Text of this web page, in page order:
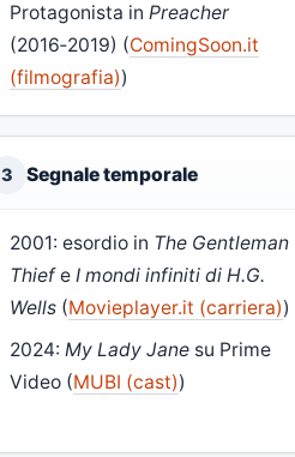
Protagonista inPreacher
(2016‑2019) (ComingSoon.it
(filmografia))
3 Segnale temporale
2001: esordio in The Gentleman
ThiefeI mondi infiniti di H.G.
Wells (Movieplayer.it (carriera))
2024:My Lady Jane su Prime
Video (MUBI (cast))